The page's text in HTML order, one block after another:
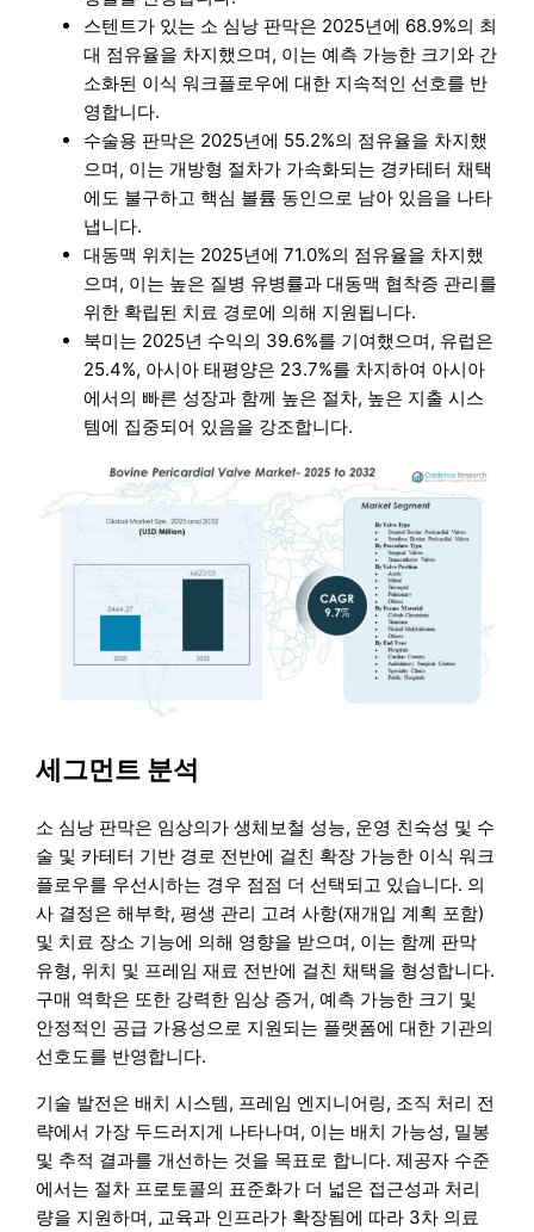
스텐트가 있는 소 심낭 판막은 2025년에 68.9%의 최
대 점유율을 차지했으며, 이는 예측 가능한 크기와 간
소화된 이식 워크플로우에 대한 지속적인 선호를 반
영합니다.
수술용 판막은 2025년에 55.2%의 점유율을 차지했
으며, 이는 개방형 절차가 가속화되는 경카테터 채택
에도 불구하고 핵심 볼륨 동인으로 남아 있음을 나타
냅니다.
대동맥 위치는 2025년에 71.0%의 점유율을 차지했
으며, 이는 높은 질병 유병률과 대동맥 협착증 관리를
위한 확립된 치료 경로에 의해 지원됩니다.
북미는 2025년 수익의 39.6%를 기여했으며, 유럽은
25.4%, 아시아 태평양은 23.7%를 차지하여 아시아
에서의 빠른 성장과 함께 높은 절차, 높은 지출 시스
템에 집중되어 있음을 강조합니다.
세그먼트 분석
소 심낭 판막은 임상의가 생체보철 성능, 운영 친숙성 및 수
술 및 카테터 기반 경로 전반에 걸친 확장 가능한 이식 워크
플로우를 우선시하는 경우 점점 더 선택되고 있습니다. 의
사 결정은 해부학, 평생 관리 고려 사항(재개입 계획 포함)
및 치료 장소 기능에 의해 영향을 받으며, 이는 함께 판막
유형, 위치 및 프레임 재료 전반에 걸친 채택을 형성합니다.
구매 역학은 또한 강력한 임상 증거, 예측 가능한 크기 및
안정적인 공급 가용성으로 지원되는 플랫폼에 대한 기관의
선호도를 반영합니다.
기술 발전은 배치 시스템, 프레임 엔지니어링, 조직 처리 전
략에서 가장 두드러지게 나타나며, 이는 배치 가능성, 밀봉
및 추적 결과를 개선하는 것을 목표로 합니다. 제공자 수준
에서는 절차 프로토콜의 표준화가 더 넓은 접근성과 처리
량을 지원하며, 교육과 인프라가 확장됨에 따라 3차 의료